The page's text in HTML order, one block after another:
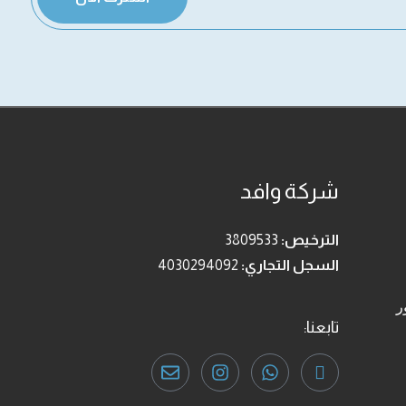
شركة وافد
الترخيص: 3809533
السجل التجاري: 4030294092
تابعنا: